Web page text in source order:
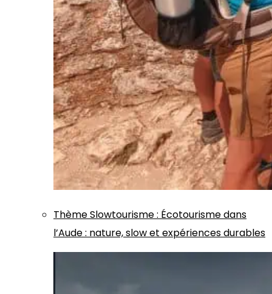
ThèmeSlowtourisme: Écotourisme dans
l’Aude : nature, slow et expériences durables